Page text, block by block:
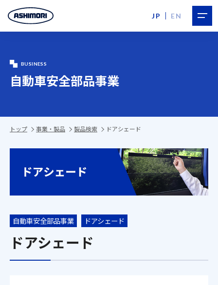
JP EN
BUSINESS
自動車安全部品事業
トップ 事業・製品 製品検索 ドアシェード
自動車安全部品事業 ドアシェード
ドアシェード